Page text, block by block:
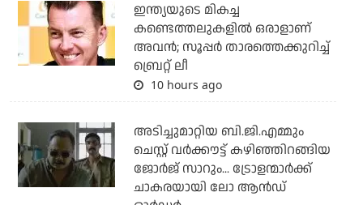
ഇന്ത്യയുടെ മികച്ച
കണ്ടെത്തലുകളില്‍ ഒരാളാണ്
അവന്‍; സൂപ്പര്‍ താരത്തെക്കുറിച്ച്
ബ്രെറ്റ് ലീ
10 hours ago
അടിച്ചുമാറ്റിയ ബി.ജി.എമ്മും
ചെസ്റ്റ് വര്‍ക്കൗട്ട് കഴിഞ്ഞിറങ്ങിയ
ജോര്‍ജ് സാറും... ട്രോളന്മാര്‍ക്ക്
ചാകരയായി ലോ ആന്‍ഡ്